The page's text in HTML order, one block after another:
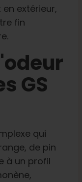
extérieur,
fin
GS
qui
de pin
à un profil